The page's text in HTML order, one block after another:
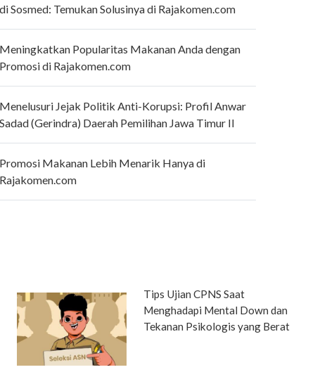
Sosmed: Temukan Solusinya di Rajakomen.com
Popularitas Makanan Anda dengan
di Rajakomen.com
Jejak Politik Anti-Korupsi: Profil Anwar
(Gerindra) Daerah Pemilihan Jawa Timur II
Makanan Lebih Menarik Hanya di
Tips Ujian CPNS Saat
Menghadapi Mental Down dan
Tekanan Psikologis yang Berat